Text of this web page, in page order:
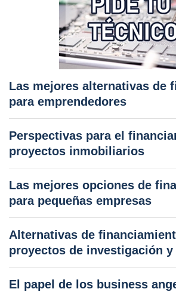
Las mejores alternativas de
para emprendedores
Perspectivas para el
proyectos inmobiliarios
Las mejores opciones de
para pequeñas empresas
Alternativas de
proyectos de investigación
El papel de los business